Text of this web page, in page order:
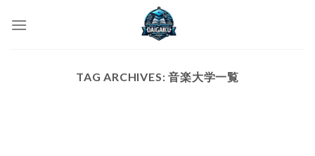
TAG ARCHIVES:音楽大学一覧